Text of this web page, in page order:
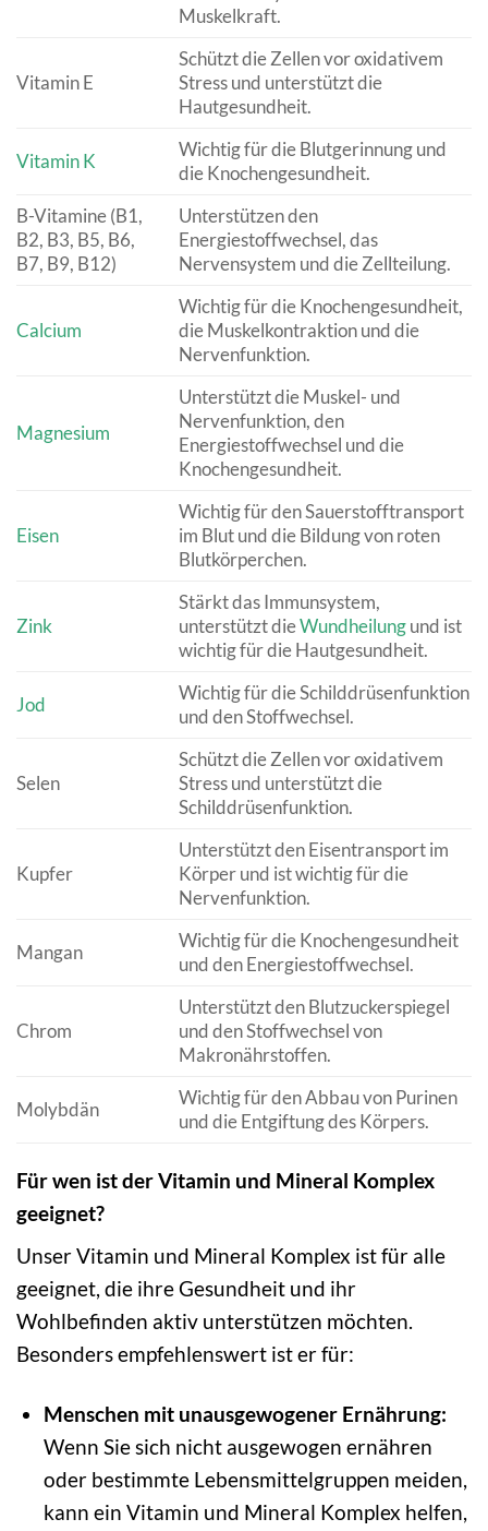
Muskelkraft.
Vitamin E
Schützt die Zellen vor oxidativem
Stress und unterstützt die
Hautgesundheit.
Vitamin K
Wichtig für die Blutgerinnung und
die Knochengesundheit.
B-Vitamine (B1,
B2, B3, B5, B6,
B7, B9, B12)
Unterstützen den
Energiestoffwechsel, das
Nervensystem und die Zellteilung.
Calcium
Wichtig für die Knochengesundheit,
die Muskelkontraktion und die
Nervenfunktion.
Magnesium
Unterstützt die Muskel- und
Nervenfunktion, den
Energiestoffwechsel und die
Knochengesundheit.
Eisen
Wichtig für den Sauerstofftransport
im Blut und die Bildung von roten
Blutkörperchen.
Zink
Stärkt das Immunsystem,
unterstützt dieWundheilungund ist
wichtig für die Hautgesundheit.
Jod
Wichtig für die Schilddrüsenfunktion
und den Stoffwechsel.
Selen
Schützt die Zellen vor oxidativem
Stress und unterstützt die
Schilddrüsenfunktion.
Kupfer
Unterstützt den Eisentransport im
Körper und ist wichtig für die
Nervenfunktion.
Mangan
Wichtig für die Knochengesundheit
und den Energiestoffwechsel.
Chrom
Unterstützt den Blutzuckerspiegel
und den Stoffwechsel von
Makronährstoffen.
Molybdän
Wichtig für den Abbau von Purinen
und die Entgiftung des Körpers.
Für wen ist der Vitamin und Mineral Komplex
geeignet?
Unser Vitamin und Mineral Komplex ist für alle
geeignet, die ihre Gesundheit und ihr
Wohlbefinden aktiv unterstützen möchten.
Besonders empfehlenswert ist er für:
Menschen mit unausgewogener Ernährung:
Wenn Sie sich nicht ausgewogen ernähren
oder bestimmte Lebensmittelgruppen meiden,
kann ein Vitamin und Mineral Komplex helfen,